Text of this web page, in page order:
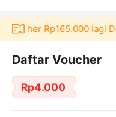
Rp165.000 lagi
Daftar Voucher
Rp4.000